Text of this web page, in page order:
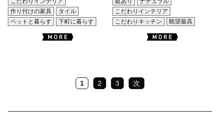
作り付けの家具
タイル
ペットと暮らす
下町に暮らす
こだわりインテリア
こだわりキッチン
眺望最高
1 2 3 次